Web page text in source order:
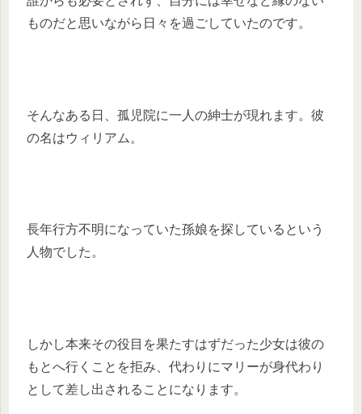
ものだと思いながら日々を過ごしていたのです。
そんなある日、孤児院に一人の紳士が現れます。彼
の名はウィリアム。
長年行方不明になっていた孫娘を探しているという
人物でした。
しかし本来その役目を果たすはずだった少女は彼の
もとへ行くことを拒み、代わりにマリーが身代わり
として差し出されることになります。